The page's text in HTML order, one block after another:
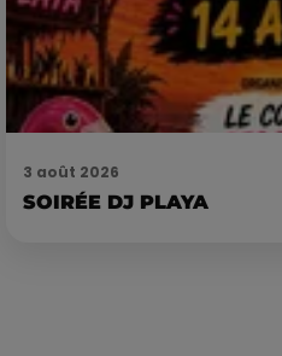
3 août 2026
SOIRÉE DJ PLAYA